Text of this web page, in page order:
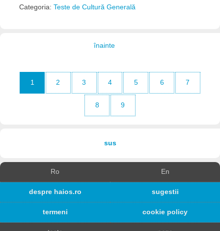
Categoria: Teste de Cultură Generală
înainte
1 2 3 4 5 6 7
8 9
sus
Ro En
despre haios.ro sugestii
termeni cookie policy